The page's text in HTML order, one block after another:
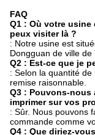
FAQ
Q1 : Où votre usine
peux visiter là ?
: Notre usine est
Dongguan de ville de
Q2 : Est-ce que je
: Selon la quantité
remise raisonnable.
Q3 : Pouvons-nous
imprimer sur vos
: Sûr. Nous pouvons
commande comme
Q4 : Que diriez-